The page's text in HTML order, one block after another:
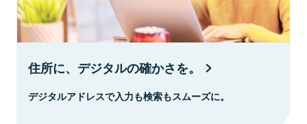
住所に、デジタルの確かさを。
デジタルアドレスで入力も検索もスムーズに。